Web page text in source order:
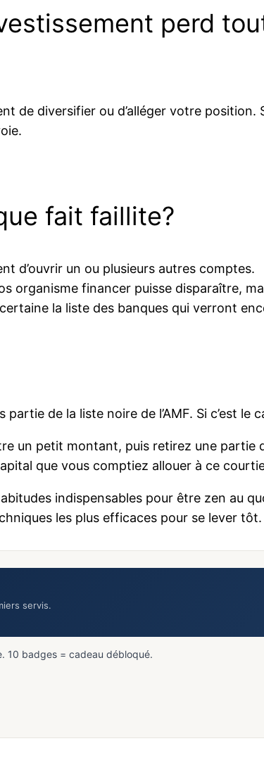
perd
de diversifier ou d’alléger votre
fait faillite?
d’ouvrir un ou plusieurs autres comptes.
organisme financer puisse disparaître,
la liste des banques qui verront
de la liste noire de l’AMF. Si c’est le
un petit montant, puis retirez une partie
que vous comptiez allouer à ce
indispensables pour être zen au
les plus efficaces pour se lever
servis.
10 badges = cadeau débloqué.